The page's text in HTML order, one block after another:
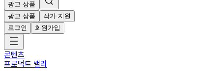
광고 상품
광고 상품
작가 지원
로그인
회원가입
콘텐츠
프로덕트 밸리